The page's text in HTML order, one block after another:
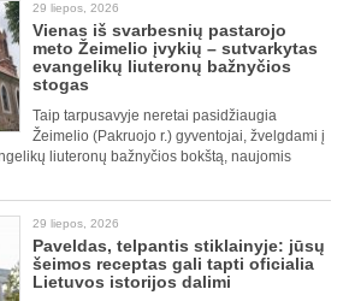
29 liepos, 2026
Vienas iš svarbesnių pastarojo
meto Žeimelio įvykių – sutvarkytas
evangelikų liuteronų bažnyčios
stogas
Taip tarpusavyje neretai pasidžiaugia
Žeimelio (Pakruojo r.) gyventojai, žvelgdami į
liuteronų bažnyčios bokštą, naujomis
29 liepos, 2026
Paveldas, telpantis stiklainyje: jūsų
šeimos receptas gali tapti oficialia
Lietuvos istorijos dalimi